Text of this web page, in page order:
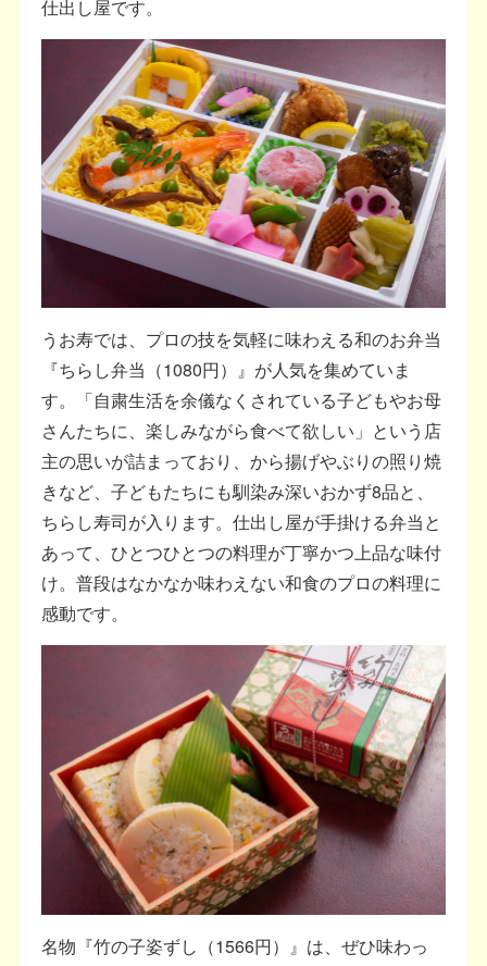
仕出し屋です。
うお寿では、プロの技を気軽に味わえる和のお弁当
『ちらし弁当（1080円）』が人気を集めていま
す。「自粛生活を余儀なくされている子どもやお母
さんたちに、楽しみながら食べて欲しい」という店
主の思いが詰まっており、から揚げやぶりの照り焼
きなど、子どもたちにも馴染み深いおかず8品と、
ちらし寿司が入ります。仕出し屋が手掛ける弁当と
あって、ひとつひとつの料理が丁寧かつ上品な味付
け。普段はなかなか味わえない和食のプロの料理に
感動です。
名物『竹の子姿ずし（1566円）』は、ぜひ味わっ